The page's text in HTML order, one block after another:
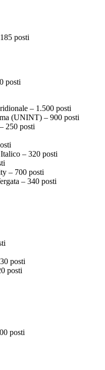
posti
posti
– 1.500 posti
(UNINT) – 900 posti
250 posti
– 320 posti
– 700 posti
– 340 posti
posti
posti
posti